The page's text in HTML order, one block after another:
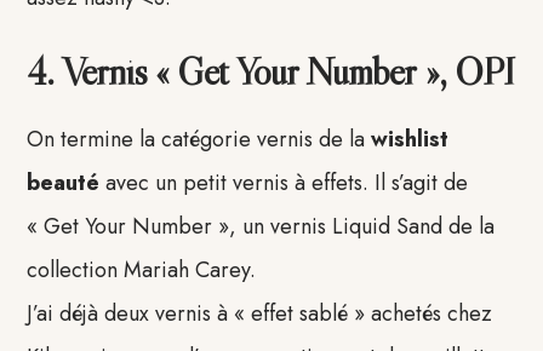
4. Vernis « Get Your Number », OPI
On termine la catégorie vernis de lawishlist
beauté avec un petit vernis à effets. Il s’agit de
« Get Your Number », un vernis Liquid Sand de la
collection Mariah Carey.
J’ai déjà deux vernis à « effet sablé » achetés chez